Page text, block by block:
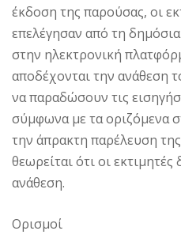
έκδοση της παρούσας, οι
επελέγησαν από τη
στην ηλεκτρονική
αποδέχονται την ανάθεση
να παραδώσουν τις
σύμφωνα με τα οριζόμενα
την άπρακτη παρέλευση
θεωρείται ότι οι
ανάθεση.
Ορισμοί